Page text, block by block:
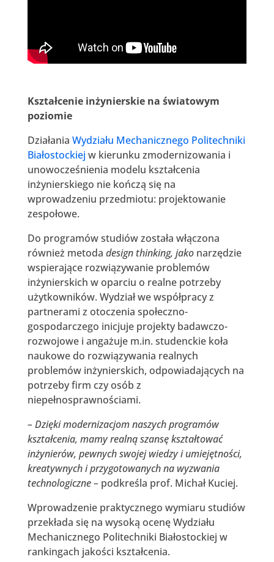
Kształcenie inżynierskie na światowym
poziomie
Działania Wydziału Mechanicznego Politechniki
Białostockiej w kierunku zmodernizowania i
unowocześnienia modelu kształcenia
inżynierskiego nie kończą się na
wprowadzeniu przedmiotu: projektowanie
zespołowe.
Do programów studiów została włączona
również metoda design thinking, jako narzędzie
wspierające rozwiązywanie problemów
inżynierskich w oparciu o realne potrzeby
użytkowników. Wydział we współpracy z
partnerami z otoczenia społeczno-
gospodarczego inicjuje projekty badawczo-
rozwojowe i angażuje m.in. studenckie koła
naukowe do rozwiązywania realnych
problemów inżynierskich, odpowiadających na
potrzeby firm czy osób z
niepełnosprawnościami.
– Dzięki modernizacjom naszych programów
kształcenia, mamy realną szansę kształtować
inżynierów, pewnych swojej wiedzy i umiejętności,
kreatywnych i przygotowanych na wyzwania
technologiczne – podkreśla prof. Michał Kuciej.
Wprowadzenie praktycznego wymiaru studiów
przekłada się na wysoką ocenę Wydziału
Mechanicznego Politechniki Białostockiej w
rankingach jakości kształcenia.